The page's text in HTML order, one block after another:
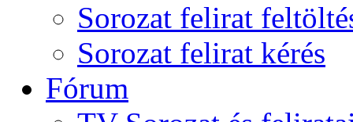
Sorozat felirat
Sorozat felirat kérés
Fórum